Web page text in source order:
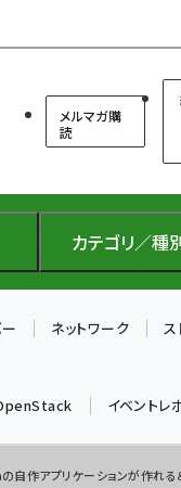
メルマガ購
読
カテゴリ／種
ネットワーク ス
イベントレ
自作アプリケーションが作れる